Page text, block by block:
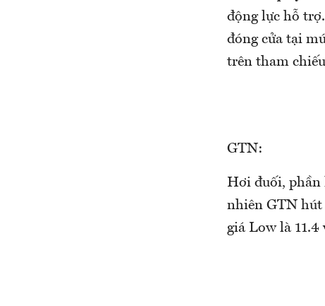
động lực hỗ
đóng cửa tại
trên tham
GTN:
Hơi đuối, phần
nhiên GTN hút
giá Low là